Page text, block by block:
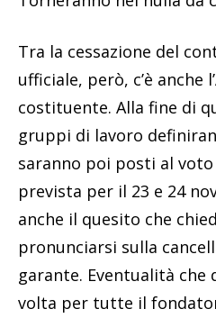
Tra la cessazione del
ufficiale, però, c’è anche
costituente. Alla fine di
gruppi di lavoro
saranno poi posti al voto
prevista per il 23 e 24
anche il quesito che
pronunciarsi sulla
garante. Eventualità che
volta per tutte il